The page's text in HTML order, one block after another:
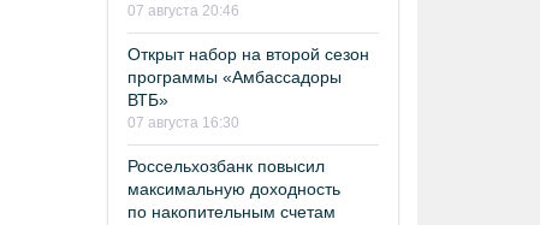
07 августа 20:46
Открыт набор на второй сезон
программы «Амбассадоры
ВТБ»
07 августа 16:30
Россельхозбанк повысил
максимальную доходность
по накопительным счетам